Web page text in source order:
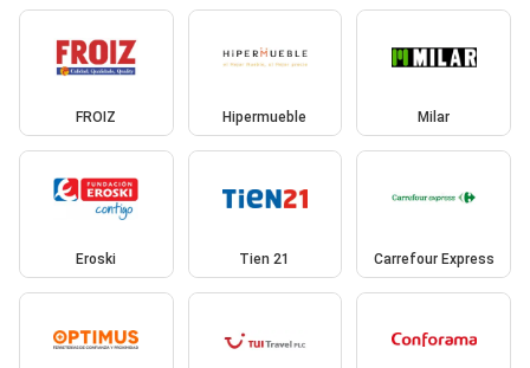
FROIZ Hipermueble Milar
Eroski Tien 21 Carrefour Express